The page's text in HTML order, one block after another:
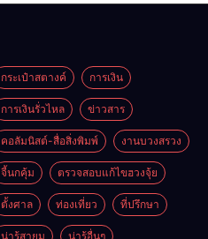
กระเป๋าสตางค์ การเงิน
การเงินรั่วไหล ข่าวสาร
คอลัมนิสต์-สื่อสิ่งพิมพ์ งานบวงสรวง
จี้นกคุ้ม ตรวจสอบแก้ไขฮวงจุ้ย
ตั้งศาล ท่องเที่ยว ที่ปรึกษา
น่ารู้สายมู น่ารู้อื่นๆ